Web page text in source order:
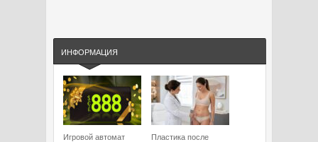
ИНФОРМАЦИЯ
Игровой автомат
Пластика после